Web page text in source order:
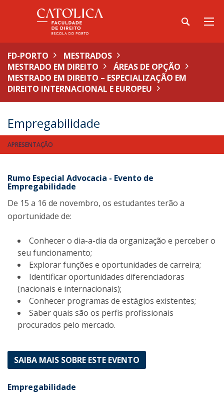
FD-PORTO
MESTRADOS
MESTRADO EM DIREITO
ÁREAS DE OPÇÃO
MESTRADO EM DIREITO – ESPECIALIZAÇÃO EM
DIREITO INTERNACIONAL E EUROPEU
Empregabilidade
APRESENTAÇÃO
Rumo Especial Advocacia - Evento de
Empregabilidade
De 15 a 16 de novembro, os estudantes terão a
oportunidade de:
Conhecer o dia-a-dia da organização e perceber o
seu funcionamento;
Explorar funções e oportunidades de carreira;
Identificar oportunidades diferenciadoras
(nacionais e internacionais);
Conhecer programas de estágios existentes;
Saber quais são os perfis profissionais
procurados pelo mercado.
SAIBA MAIS SOBRE ESTE EVENTO
Empregabilidade